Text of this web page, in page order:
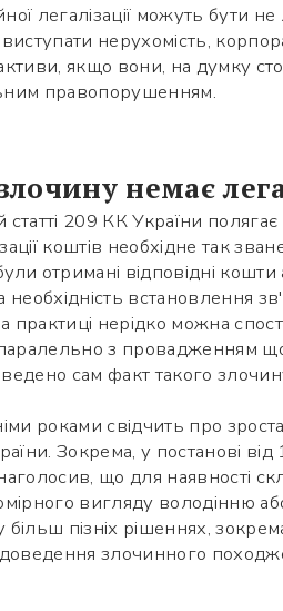
легалізації можуть бути
нерухомість,
якщо вони, на думку
правопорушенням.
немає
209 КК України
коштів необхідне так
отримані відповідні
встановлення
нерідко можна
з провадженням
сам факт такого
роками свідчить про
Зокрема, у постанові
що для наявності
вигляду володінню
пізніх рішеннях,
злочинного